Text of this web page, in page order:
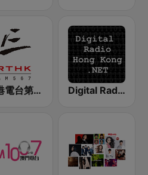
香港電台第三台 RTHK Radio 3 Digital Radio Hong Kong